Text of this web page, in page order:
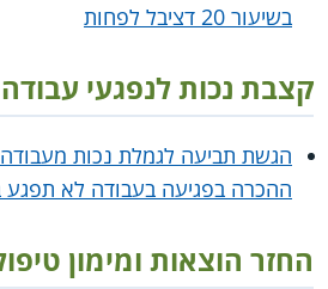
בשיעור 20 דציבל לפחות
קצבת נכות לנפגעי עבודה
הגשת תביעה לגמלת נכות
ההכרה בפגיעה בעבודה לא תפגע
החזר הוצאות ומימון